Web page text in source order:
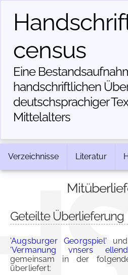
census
Eine
handschriftlichen
deutschsprachiger
Mittelalters
Verzeichnisse Literatur
Geteilte Überlieferung
'Augsburger Georgspiel'
'Vermanung vnsers
gemeinsam in der
überliefert: